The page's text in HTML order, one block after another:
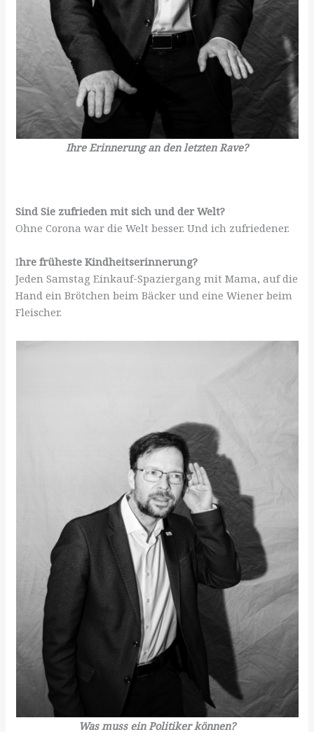
Ihre Erinnerung an den letzten Rave?
Sind Sie zufrieden mit sich und der Welt?
Ohne Corona war die Welt besser. Und ich zufriedener.
Ihre früheste Kindheitserinnerung?
Jeden Samstag Einkauf-Spaziergang mit Mama, auf die
Hand ein Brötchen beim Bäcker und eine Wiener beim
Fleischer.
Was muss ein Politiker können?